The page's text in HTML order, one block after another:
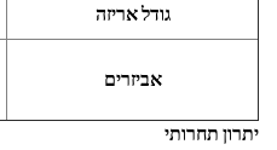
גודל אריזה
אביזרים
יתרון תחרותי